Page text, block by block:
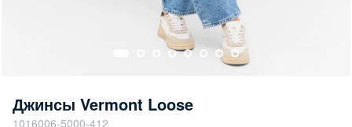
Джинсы Vermont Loose
1016006-5000-412